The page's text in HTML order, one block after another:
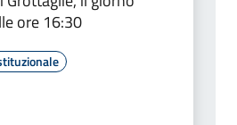
ore 16:30